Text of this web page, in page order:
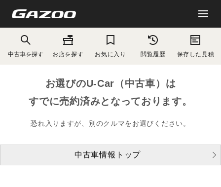
中古車を探す お店を探す お気に入り 閲覧履歴 保存した見積
お選びのU-Car（中古車）は
すでに売約済みとなっております。
恐れ入りますが、別のクルマをお選びください。
中古車情報トップ